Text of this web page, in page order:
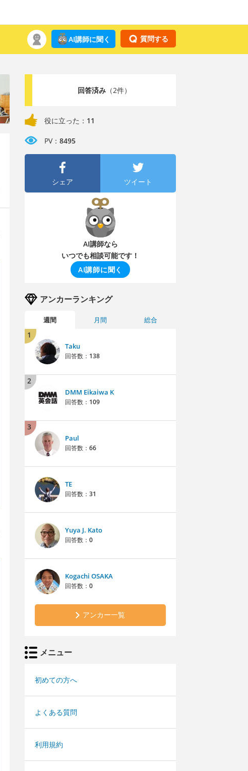
質問する
AI講師に聞く
回答済み（2件）
役に立った： 11
PV： 8495
シェア ツイート
AI講師なら
いつでも相談可能です！
AI講師に聞く
アンカーランキング
週間 月間 総合
1
Taku
回答数： 138
2
DMM Eikaiwa K
回答数： 109
3
Paul
回答数： 66
TE
回答数： 31
Yuya J. Kato
回答数： 0
Kogachi OSAKA
回答数： 0
アンカー一覧
メニュー
初めての方へ
よくある質問
利用規約